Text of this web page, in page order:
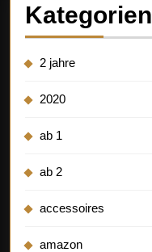
Kategorien
2 jahre
2020
ab 1
ab 2
accessoires
amazon